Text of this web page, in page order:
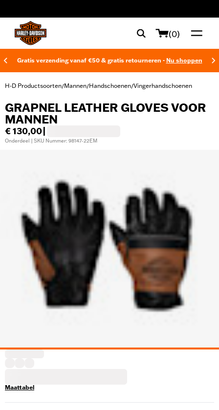
(0)
Gratis verzending vanaf €50 & gratis retourneren - Nu shoppen
H-D Productsoorten/Mannen/Handschoenen/Vingerhandschoenen
GRAPNEL LEATHER GLOVES VOOR
MANNEN
€ 130,00
Onderdeel | SKU Nummer: 98147-22EM
Maattabel